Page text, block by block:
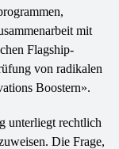
mit
Flagship-
von radikalen
Boostern».
unterliegt rechtlich
Die Frage,